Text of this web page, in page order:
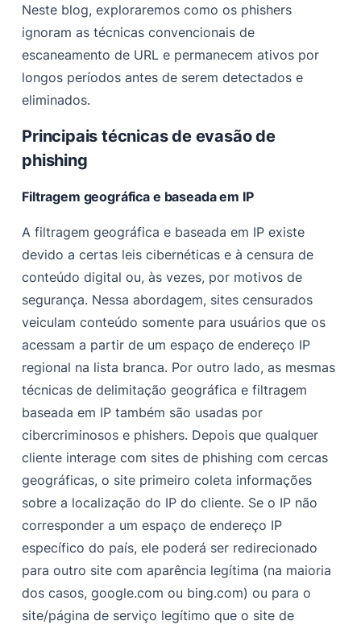
Neste blog, exploraremos como os phishers
ignoram as técnicas convencionais de
escaneamento de URL e permanecem ativos por
longos períodos antes de serem detectados e
eliminados.
Principais técnicas de evasão de
phishing
Filtragem geográfica e baseada em IP
A filtragem geográfica e baseada em IP existe
devido a certas leis cibernéticas e à censura de
conteúdo digital ou, às vezes, por motivos de
segurança. Nessa abordagem, sites censurados
veiculam conteúdo somente para usuários que os
acessam a partir de um espaço de endereço IP
regional na lista branca. Por outro lado, as mesmas
técnicas de delimitação geográfica e filtragem
baseada em IP também são usadas por
cibercriminosos e phishers. Depois que qualquer
cliente interage com sites de phishing com cercas
geográficas, o site primeiro coleta informações
sobre a localização do IP do cliente. Se o IP não
corresponder a um espaço de endereço IP
específico do país, ele poderá ser redirecionado
para outro site com aparência legítima (na maioria
dos casos, google.com ou bing.com) ou para o
site/página de serviço legítimo que o site de